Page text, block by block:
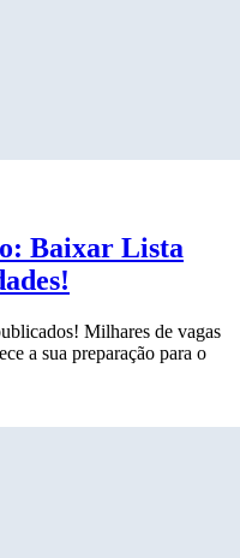
Baixar Lista
Milhares de vagas
a sua preparação para o